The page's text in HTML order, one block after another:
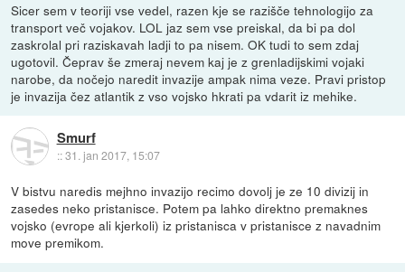
Sicer sem v teoriji vse vedel, razen kje se razišče tehnologijo za
transport več vojakov. LOL jaz sem vse preiskal, da bi pa dol
zaskrolal pri raziskavah ladji to pa nisem. OK tudi to sem zdaj
ugotovil. Čeprav še zmeraj nevem kaj je z grenladijskimi vojaki
narobe, da nočejo naredit invazije ampak nima veze. Pravi pristop
je invazija čez atlantik z vso vojsko hkrati pa vdarit iz mehike.
Smurf
::31. jan 2017, 15:07
V bistvu naredis mejhno invazijo recimo dovolj je ze 10 divizij in
zasedes neko pristanisce. Potem pa lahko direktno premaknes
vojsko (evrope ali kjerkoli) iz pristanisca v pristanisce z navadnim
move premikom.